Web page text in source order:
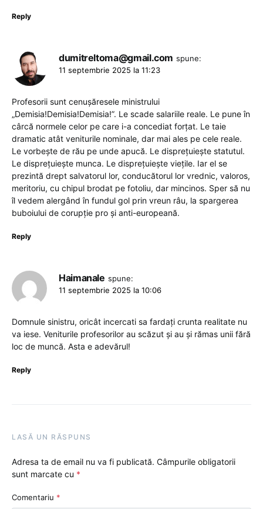
Reply
dumitreltoma@gmail.com spune:
11 septembrie 2025 la 11:23
Profesorii sunt cenușăresele ministrului
„Demisia!Demisia!Demisia!”. Le scade salariile reale. Le pune în
cârcă normele celor pe care i-a concediat forțat. Le taie
dramatic atât veniturile nominale, dar mai ales pe cele reale.
Le vorbește de rău pe unde apucă. Le disprețuiește statutul.
Le disprețuiește munca. Le disprețuiește viețile. Iar el se
prezintă drept salvatorul lor, conducătorul lor vrednic, valoros,
meritoriu, cu chipul brodat pe fotoliu, dar mincinos. Sper să nu
îl vedem alergând în fundul gol prin vreun râu, la spargerea
buboiului de corupție pro și anti-europeană.
Reply
Haimanale spune:
11 septembrie 2025 la 10:06
Domnule sinistru, oricât incercati sa fardați crunta realitate nu
va iese. Veniturile profesorilor au scăzut și au și rămas unii fără
loc de muncă. Asta e adevărul!
Reply
LASĂ UN RĂSPUNS
Adresa ta de email nu va fi publicată. Câmpurile obligatorii
sunt marcate cu *
Comentariu *